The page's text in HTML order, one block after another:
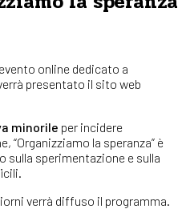
online dedicato a
presentato il sito web
minorile per incidere
la speranza” è
sulla sperimentazione e sulla
verrà diffuso il programma.